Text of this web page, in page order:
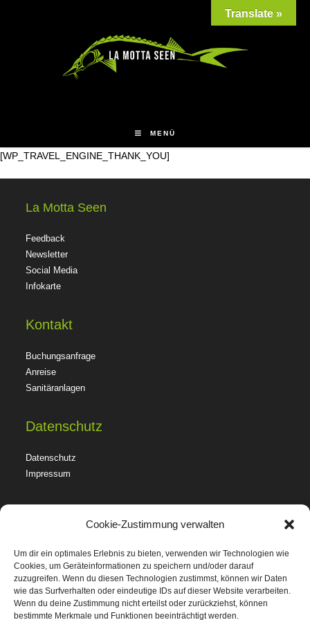
Cookie-Zustimmung verwalten
Um dir ein optimales Erlebnis zu bieten, verwenden wir Technologien wie
Cookies, um Geräteinformationen zu speichern und/oder darauf
zuzugreifen. Wenn du diesen Technologien zustimmst, können wir Daten
wie das Surfverhalten oder eindeutige IDs auf dieser Website verarbeiten.
Wenn du deine Zustimmung nicht erteilst oder zurückziehst, können
bestimmte Merkmale und Funktionen beeinträchtigt werden.
MENÜ
[WP_TRAVEL_ENGINE_THANK_YOU]
La Motta Seen
Feedback
Newsletter
Social Media
Infokarte
Kontakt
Buchungsanfrage
Anreise
Sanitäranlagen
Datenschutz
Datenschutz
Impressum
Translate »